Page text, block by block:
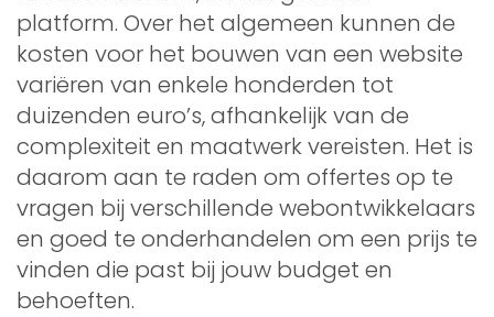
platform. Over het algemeen kunnen de
kosten voor het bouwen van een website
variëren van enkele honderden tot
duizenden euro’s, afhankelijk van de
complexiteit en maatwerk vereisten. Het is
daarom aan te raden om offertes op te
vragen bij verschillende webontwikkelaars
en goed te onderhandelen om een prijs te
vinden die past bij jouw budget en
behoeften.